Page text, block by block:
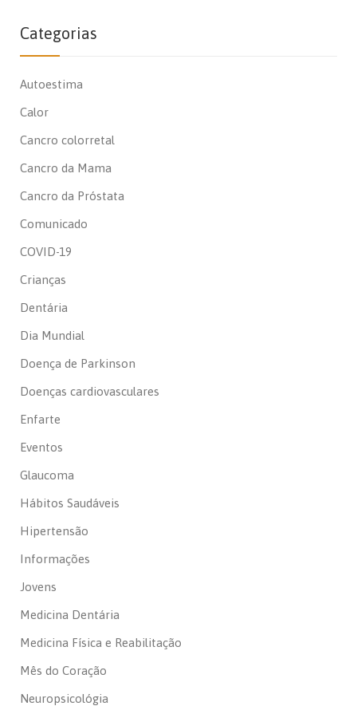
Categorias
Autoestima
Calor
Cancro colorretal
Cancro da Mama
Cancro da Próstata
Comunicado
COVID-19
Crianças
Dentária
Dia Mundial
Doença de Parkinson
Doenças cardiovasculares
Enfarte
Eventos
Glaucoma
Hábitos Saudáveis
Hipertensão
Informações
Jovens
Medicina Dentária
Medicina Física e Reabilitação
Mês do Coração
Neuropsicológia